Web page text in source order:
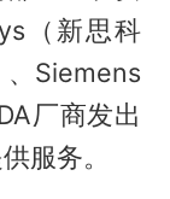
（新思科
、Siemens
厂商发出
服务。